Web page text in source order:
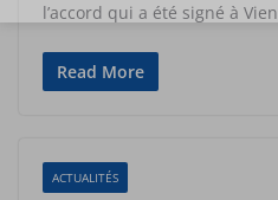
l’accord qui a été signé à
Read More
ACTUALITÉS